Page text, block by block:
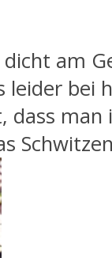
am
leider bei
man